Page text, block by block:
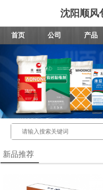
沈阳顺风
首页 公司 产品
新品推荐